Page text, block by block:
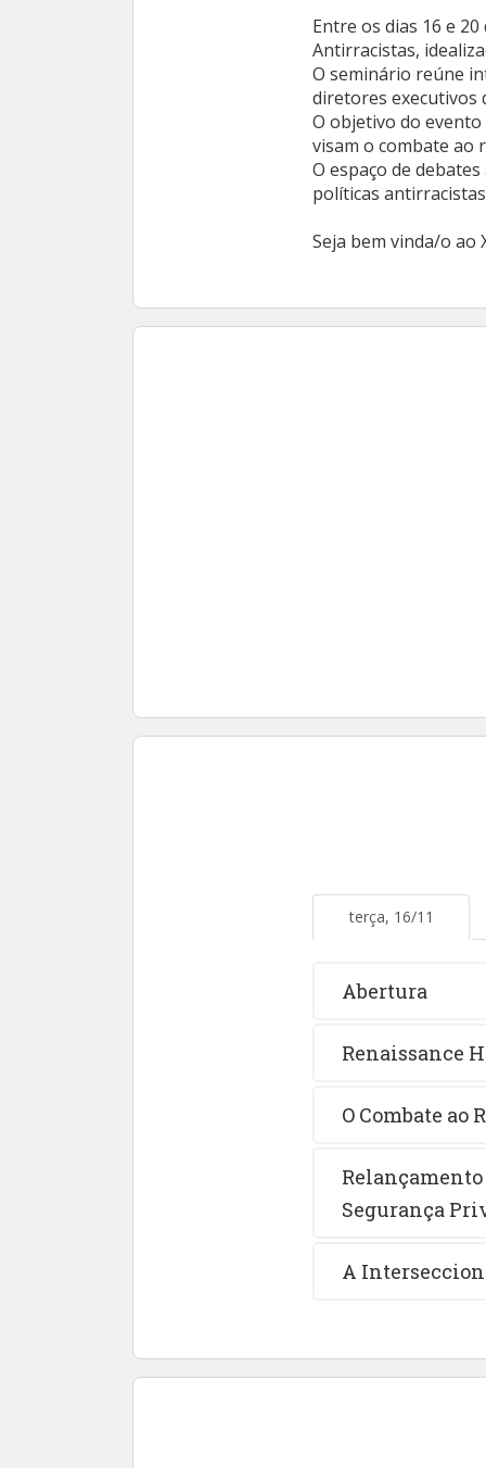
Entre os dias 16 e
Antirracistas,
O seminário reúne
diretores executivos
O objetivo do
visam o combate ao
O espaço de
políticas
Seja bem vinda/o
terça, 16/11
Abertura
Renaissance
O Combate ao
Relançamento
Segurança
A